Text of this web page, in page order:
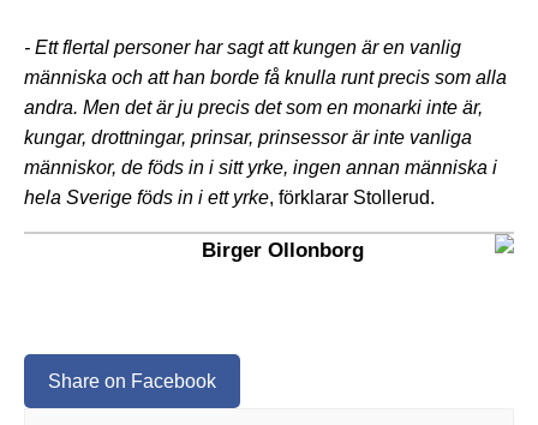
- Ett flertal personer har sagt att kungen är en vanlig
människa och att han borde få knulla runt precis som alla
andra. Men det är ju precis det som en monarki inte är,
kungar, drottningar, prinsar, prinsessor är inte vanliga
människor, de föds in i sitt yrke, ingen annan människa i
hela Sverige föds in i ett yrke, förklarar Stollerud.
Birger Ollonborg
Share on Facebook